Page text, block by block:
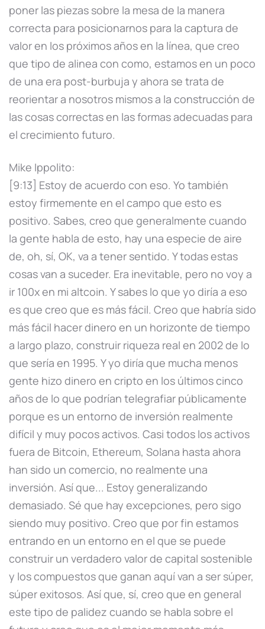
poner las piezas sobre la mesa de la manera
correcta para posicionarnos para la captura de
valor en los próximos años en la línea, que creo
que tipo de alinea con como, estamos en un poco
de una era post-burbuja y ahora se trata de
reorientar a nosotros mismos a la construcción de
las cosas correctas en las formas adecuadas para
el crecimiento futuro.
Mike Ippolito:
[9:13] Estoy de acuerdo con eso. Yo también
estoy firmemente en el campo que esto es
positivo. Sabes, creo que generalmente cuando
la gente habla de esto, hay una especie de aire
de, oh, sí, OK, va a tener sentido. Y todas estas
cosas van a suceder. Era inevitable, pero no voy a
ir 100x en mi altcoin. Y sabes lo que yo diría a eso
es que creo que es más fácil. Creo que habría sido
más fácil hacer dinero en un horizonte de tiempo
a largo plazo, construir riqueza real en 2002 de lo
que sería en 1995. Y yo diría que mucha menos
gente hizo dinero en cripto en los últimos cinco
años de lo que podrían telegrafiar públicamente
porque es un entorno de inversión realmente
difícil y muy pocos activos. Casi todos los activos
fuera de Bitcoin, Ethereum, Solana hasta ahora
han sido un comercio, no realmente una
inversión. Así que... Estoy generalizando
demasiado. Sé que hay excepciones, pero sigo
siendo muy positivo. Creo que por fin estamos
entrando en un entorno en el que se puede
construir un verdadero valor de capital sostenible
y los compuestos que ganan aquí van a ser súper,
súper exitosos. Así que, sí, creo que en general
este tipo de palidez cuando se habla sobre el